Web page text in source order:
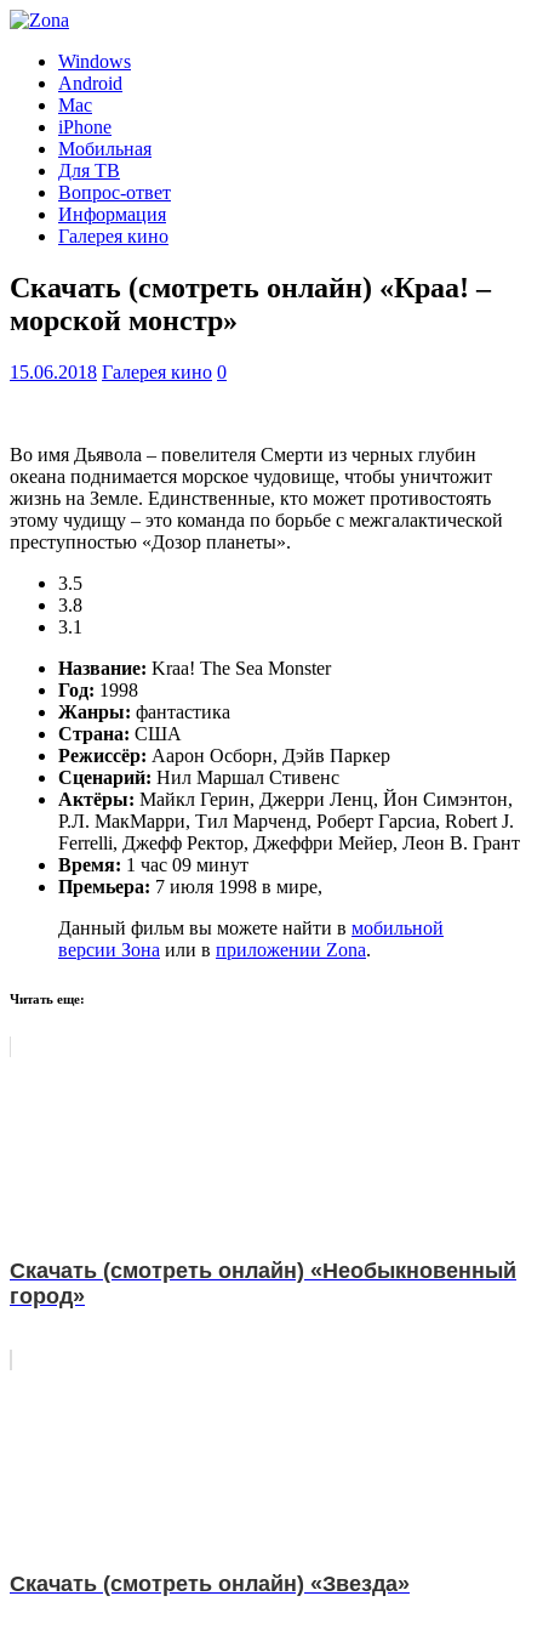
Windows
Android
Mac
iPhone
Мобильная
Для ТВ
Вопрос-ответ
Информация
Галерея кино
Скачать (смотреть онлайн) «Краа! –
морской монстр»
15.06.2018 Галерея кино 0
Во имя Дьявола – повелителя Смерти из черных глубин
океана поднимается морское чудовище, чтобы уничтожит
жизнь на Земле. Единственные, кто может противостоять
этому чудищу – это команда по борьбе с межгалактической
преступностью «Дозор планеты».
3.5
3.8
3.1
Название: Kraa! The Sea Monster
Год: 1998
Жанры: фантастика
Страна: США
Режиссёр: Аарон Осборн, Дэйв Паркер
Сценарий: Нил Маршал Стивенс
Актёры: Майкл Герин, Джерри Ленц, Йон Симэнтон,
Р.Л. МакМарри, Тил Марченд, Роберт Гарсиа, Robert J.
Ferrelli, Джефф Ректор, Джеффри Мейер, Леон В. Грант
Время: 1 час 09 минут
Премьера: 7 июля 1998 в мире,
Данный фильм вы можете найти в мобильной
версии Зона или в приложении Zona.
Читать еще:
Скачать (смотреть онлайн) «Необыкновенный
город»
Скачать (смотреть онлайн) «Звезда»